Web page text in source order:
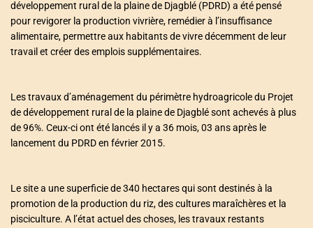
développement rural de la plaine de Djagblé (PDRD) a été pensé
pour revigorer la production vivrière, remédier à l’insuffisance
alimentaire, permettre aux habitants de vivre décemment de leur
travail et créer des emplois supplémentaires.
Les travaux d’aménagement du périmètre hydroagricole du Projet
de développement rural de la plaine de Djagblé sont achevés à plus
de 96%. Ceux-ci ont été lancés il y a 36 mois, 03 ans après le
lancement du PDRD en février 2015.
Le site a une superficie de 340 hectares qui sont destinés à la
promotion de la production du riz, des cultures maraîchères et la
pisciculture. A l’état actuel des choses, les travaux restants